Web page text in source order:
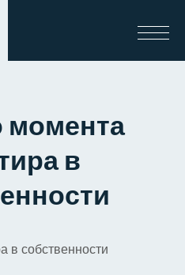
момента
в
в собственности